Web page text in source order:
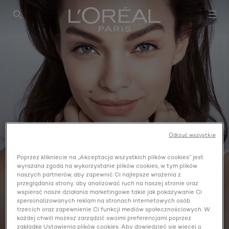
SEARCH THIS SITE
BAZA POD MAKIJAŻ
Poprzez klikniecie na „Akceptacja wszystkich plików cookies” jest
wyrażana zgoda na wykorzystanie plików cookies, w tym plików
naszych partnerów, aby zapewnić Ci najlepsze wrażenia z
przeglądania strony, aby analizować ruch na naszej stronie oraz
wspierać nasze działania marketingowe takie jak pokazywanie Ci
spersonalizowanych reklam na stronach internetowych osób
trzecich oraz zapewnienie Ci funkcji mediów społecznościowych. W
każdej chwili możesz zarządzić swoimi preferencjami poprzez
zakładkę Ustawienia plików cookies. Aby dowiedzieć się więcej o
Odrzuć wszystkie